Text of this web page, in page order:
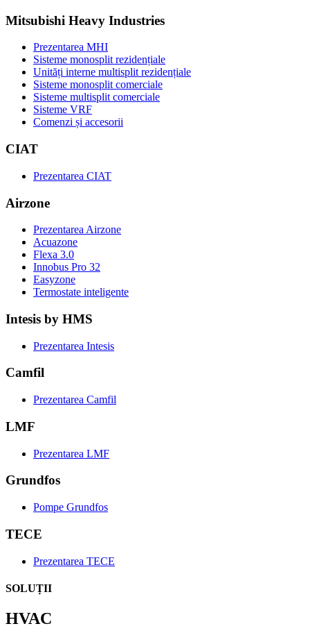
Mitsubishi Heavy Industries
Prezentarea MHI
Sisteme monosplit rezidențiale
Unități interne multisplit rezidențiale
Sisteme monosplit comerciale
Sisteme multisplit comerciale
Sisteme VRF
Comenzi și accesorii
CIAT
Prezentarea CIAT
Airzone
Prezentarea Airzone
Acuazone
Flexa 3.0
Innobus Pro 32
Easyzone
Termostate inteligente
Intesis by HMS
Prezentarea Intesis
Camfil
Prezentarea Camfil
LMF
Prezentarea LMF
Grundfos
Pompe Grundfos
TECE
Prezentarea TECE
SOLUȚII
HVAC